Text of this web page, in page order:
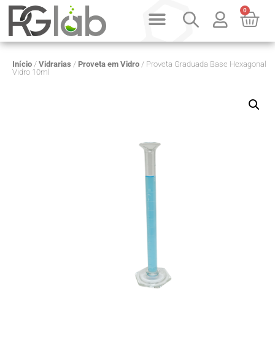
0
Início / Vidrarias / Proveta em Vidro / Proveta Graduada Base Hexagonal
Vidro 10ml